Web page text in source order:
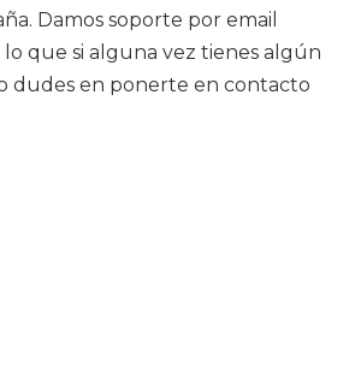
Damos soporte por email
que si alguna vez tienes algún
dudes en ponerte en contacto